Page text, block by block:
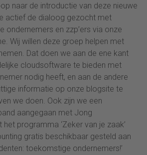
naar de introductie van deze nieuwe
actief de dialoog gezocht met
ondernemers en zzp’ers via onze
Wij willen deze groep helpen met
Dat doen we aan de ene kant
cloudsoftware te bieden met
nodig heeft, en aan de andere
informatie op onze blogsite te
we doen. Ook zijn we een
aangegaan met Jong
het programma ‘Zeker van je zaak’
gratis beschikbaar gesteld aan
toekomstige ondernemers!’